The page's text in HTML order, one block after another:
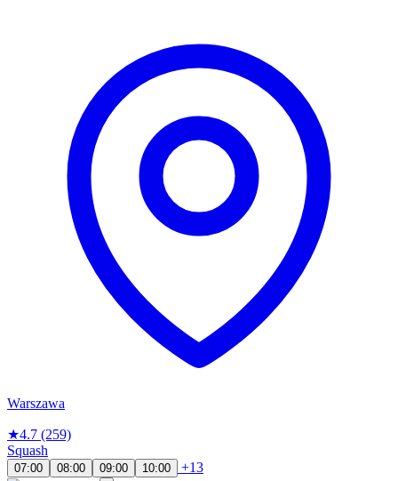
Warszawa
★4.7 (259)
Squash
07:00 08:00 09:00 10:00
+13